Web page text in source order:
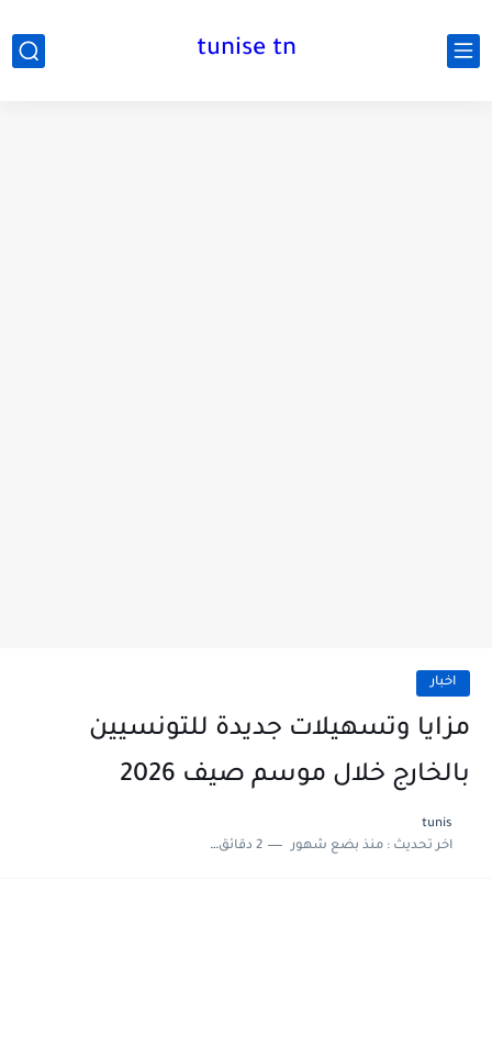
tunise tn
اخبار
مزايا وتسهيلات جديدة للتونسيين
بالخارج خلال موسم صيف 2026
tunis
اخر تحديث :منذ بضع شهور 2 دقائق للقراءة